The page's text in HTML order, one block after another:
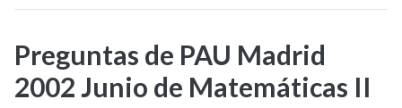
Preguntas de PAU Madrid
2002 Junio de Matemáticas II